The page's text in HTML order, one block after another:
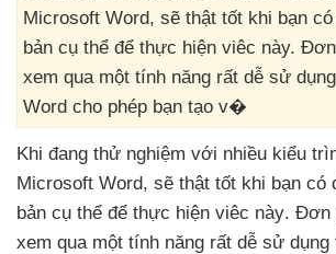
Microsoft Word, sẽ thật tốt khi bạn
bản cụ thể để thực hiện viêc này.
xem qua một tính năng rất dễ sử
Word cho phép bạn tạo v�
Khi đang thử nghiệm với nhiều kiểu
Microsoft Word, sẽ thật tốt khi bạn có
bản cụ thể để thực hiện viêc này. Đơn
xem qua một tính năng rất dễ sử